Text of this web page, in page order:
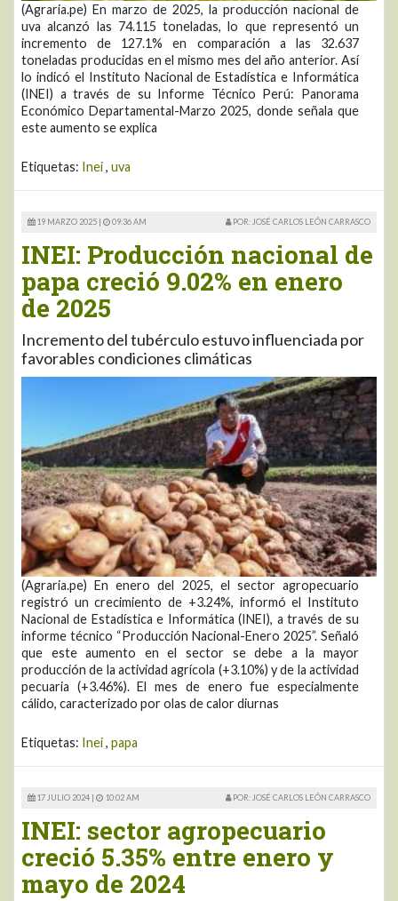
(Agraria.pe) En marzo de 2025, la producción nacional de
uva alcanzó las 74.115 toneladas, lo que representó un
incremento de 127.1% en comparación a las 32.637
toneladas producidas en el mismo mes del año anterior. Así
lo indicó el Instituto Nacional de Estadística e Informática
(INEI) a través de su Informe Técnico Perú: Panorama
Económico Departamental-Marzo 2025, donde señala que
este aumento se explica
Etiquetas: Inei, uva
19 MARZO 2025 | 09:36 AM POR: JOSÉ CARLOS LEÓN CARRASCO
INEI: Producción nacional de
papa creció 9.02% en enero
de 2025
Incremento del tubérculo estuvo influenciada por
favorables condiciones climáticas
(Agraria.pe) En enero del 2025, el sector agropecuario
registró un crecimiento de +3.24%, informó el Instituto
Nacional de Estadística e Informática (INEI), a través de su
informe técnico “Producción Nacional-Enero 2025”. Señaló
que este aumento en el sector se debe a la mayor
producción de la actividad agrícola (+3.10%) y de la actividad
pecuaria (+3.46%). El mes de enero fue especialmente
cálido, caracterizado por olas de calor diurnas
Etiquetas: Inei, papa
17 JULIO 2024 | 10:02 AM POR: JOSÉ CARLOS LEÓN CARRASCO
INEI: sector agropecuario
creció 5.35% entre enero y
mayo de 2024